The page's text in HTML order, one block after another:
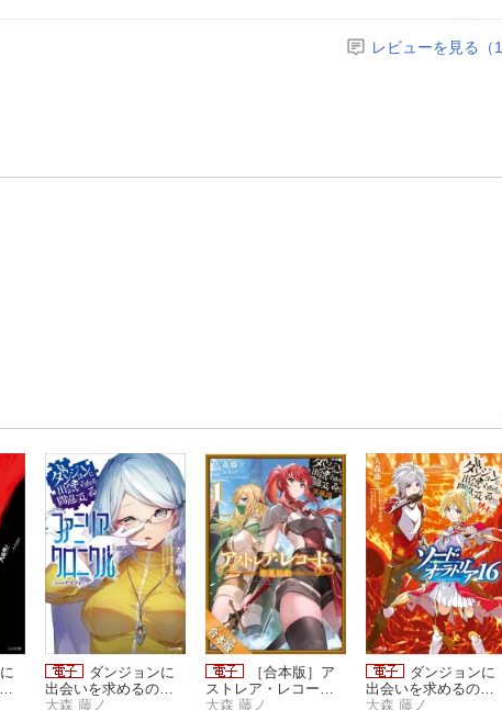
レビューを見る（1
ダンジョンに
出会いを求めるのは
間違っているだろう
大森 藤ノ
［合本版］ア
ストレア・レコー
ド ダンジョンに出
大森 藤ノ
ダンジョンに
出会いを求めるのは
間違っているだろう
大森 藤ノ